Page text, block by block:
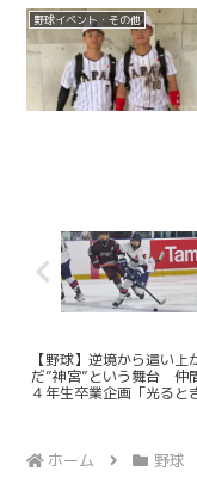
野球イベント・その他
【野球】逆境から這い
だ”神宮”という舞台 仲
４年生卒業企画「光る
ホーム 野球